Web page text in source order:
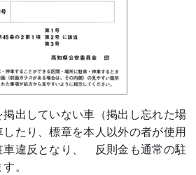
出していない車（掲出し忘れた場
たり、標章を本人以外の者が使用
車違反となり、 反則金も通常の駐
。